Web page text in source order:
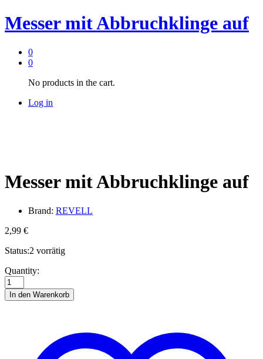
Messer mit Abbruchklinge auf
0
0
No products in the cart.
Log in
Messer mit Abbruchklinge auf
Brand: REVELL
2,99 €
Status:2 vorrätig
Messer
mit
Abbruchklinge
auf
Quantity:
In den Warenkorb